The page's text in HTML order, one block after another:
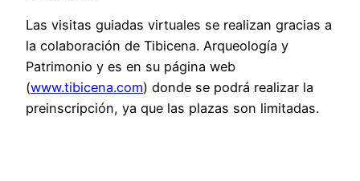
Las visitas guiadas virtuales se realizan gracias a
la colaboración de Tibicena. Arqueología y
Patrimonio y es en su página web
(www.tibicena.com) donde se podrá realizar la
preinscripción, ya que las plazas son limitadas.